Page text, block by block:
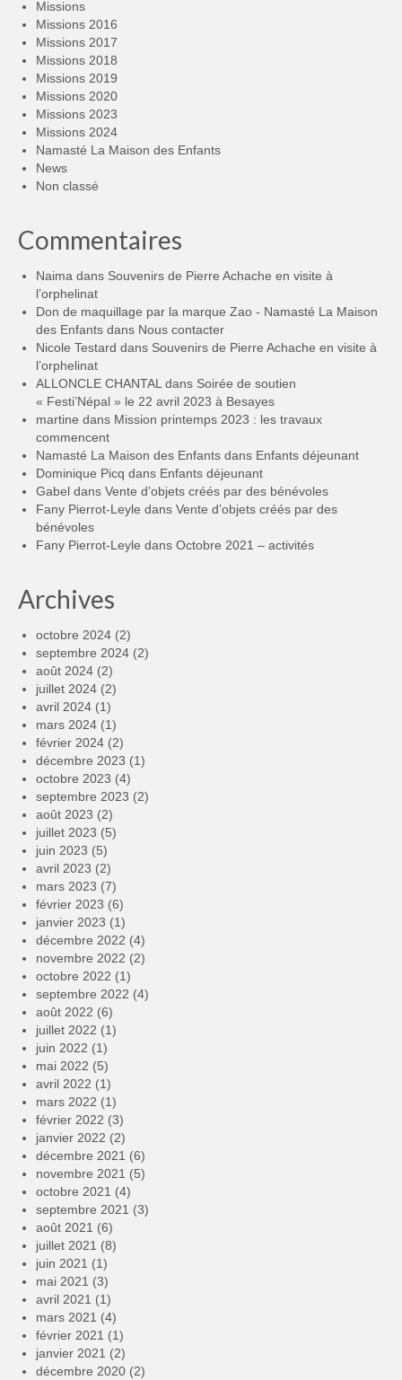
Missions
Missions 2016
Missions 2017
Missions 2018
Missions 2019
Missions 2020
Missions 2023
Missions 2024
Namasté La Maison des Enfants
News
Non classé
Commentaires
Naima dans Souvenirs de Pierre Achache en visite à
l’orphelinat
Don de maquillage par la marque Zao - Namasté La Maison
des Enfants dans Nous contacter
Nicole Testard dans Souvenirs de Pierre Achache en visite à
l’orphelinat
ALLONCLE CHANTAL dans Soirée de soutien
« Festi’Népal » le 22 avril 2023 à Besayes
martine dans Mission printemps 2023 : les travaux
commencent
Namasté La Maison des Enfants dans Enfants déjeunant
Dominique Picq dans Enfants déjeunant
Gabel dans Vente d’objets créés par des bénévoles
Fany Pierrot-Leyle dans Vente d’objets créés par des
bénévoles
Fany Pierrot-Leyle dans Octobre 2021 – activités
Archives
octobre 2024 (2)
septembre 2024 (2)
août 2024 (2)
juillet 2024 (2)
avril 2024 (1)
mars 2024 (1)
février 2024 (2)
décembre 2023 (1)
octobre 2023 (4)
septembre 2023 (2)
août 2023 (2)
juillet 2023 (5)
juin 2023 (5)
avril 2023 (2)
mars 2023 (7)
février 2023 (6)
janvier 2023 (1)
décembre 2022 (4)
novembre 2022 (2)
octobre 2022 (1)
septembre 2022 (4)
août 2022 (6)
juillet 2022 (1)
juin 2022 (1)
mai 2022 (5)
avril 2022 (1)
mars 2022 (1)
février 2022 (3)
janvier 2022 (2)
décembre 2021 (6)
novembre 2021 (5)
octobre 2021 (4)
septembre 2021 (3)
août 2021 (6)
juillet 2021 (8)
juin 2021 (1)
mai 2021 (3)
avril 2021 (1)
mars 2021 (4)
février 2021 (1)
janvier 2021 (2)
décembre 2020 (2)